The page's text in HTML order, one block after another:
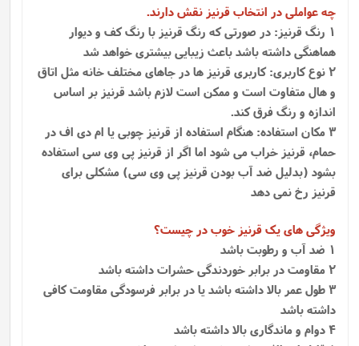
چه عواملی در انتخاب قرنیز نقش دارند.
1 رنگ قرنیز: در صورتی که رنگ قرنیز با رنگ کف و دیوار
هماهنگی داشته باشد باعث زیبایی بیشتری خواهد شد
2 نوع کاربری: کاربری قرنیز ها در جاهای مختلف خانه مثل اتاق
و هال متفاوت است و ممکن است لازم باشد قرنیز بر اساس
اندازه و رنگ فرق کند.
3 مکان استفاده: هنگام استفاده از قرنیز چوبی یا ام دی اف در
حمام، قرنیز خراب می شود اما اگر از قرنیز پی وی سی استفاده
بشود (بدلیل ضد آب بودن قرنیز پی وی سی) مشکلی برای
قرنیز رخ نمی دهد
ویژگی های یک قرنیز خوب در چیست؟
1 ضد آب و رطوبت باشد
2 مقاومت در برابر خوردندگی حشرات داشته باشد
3 طول عمر بالا داشته باشد یا در برابر فرسودگی مقاومت کافی
داشته باشد
4 دوام و ماندگاری بالا داشته باشد